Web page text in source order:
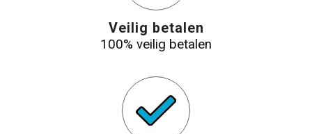
Veilig betalen
100% veilig betalen